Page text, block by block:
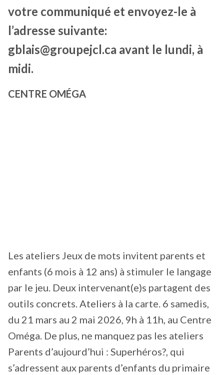
votre communiqué et envoyez-le à
l’adresse suivante:
gblais@groupejcl.ca avant le lundi, à
midi.
CENTRE OMÉGA
Les ateliers Jeux de mots invitent parents et
enfants (6 mois à 12 ans) à stimuler le langage
par le jeu. Deux intervenant(e)s partagent des
outils concrets. Ateliers à la carte. 6 samedis,
du 21 mars au 2 mai 2026, 9h à 11h, au Centre
Oméga. De plus, ne manquez pas les ateliers
Parents d’aujourd’hui : Superhéros?, qui
s’adressent aux parents d’enfants du primaire